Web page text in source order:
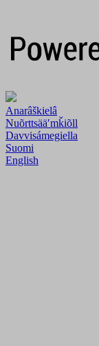
Anarâškielâ
Nuõrttsääʹmǩiõll
Davvisámegiella
Suomi
English